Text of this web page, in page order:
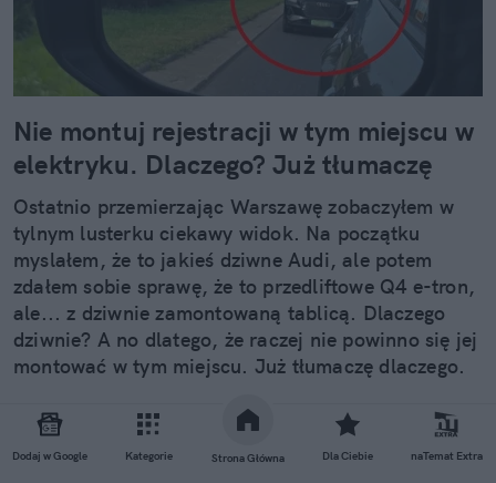
Dodaj w Google Kategorie Strona Główna Dla Ciebie naTemat Extra
Nie montuj rejestracji w tym miejscu w
elektryku. Dlaczego? Już tłumaczę
Ostatnio przemierzając Warszawę zobaczyłem w
tylnym lusterku ciekawy widok. Na początku
myslałem, że to jakieś dziwne Audi, ale potem
zdałem sobie sprawę, że to przedliftowe Q4 e-tron,
ale... z dziwnie zamontowaną tablicą. Dlaczego
dziwnie? A no dlatego, że raczej nie powinno się jej
montować w tym miejscu. Już tłumaczę dlaczego.
Czytaj całość